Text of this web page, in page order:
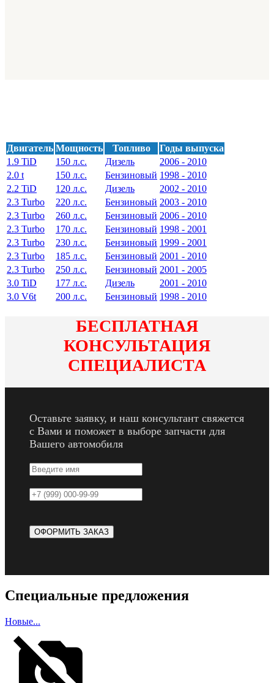
Двигатель Мощность Топливо
Годы выпуска
1.9 TiD
150 л.с. Дизель
2006 - 2010
2.0 t
150 л.с. Бензиновый 1998 - 2010
2.2 TiD
120 л.с. Дизель
2002 - 2010
2.3 Turbo
220 л.с. Бензиновый 2003 - 2010
2.3 Turbo
260 л.с. Бензиновый 2006 - 2010
2.3 Turbo
170 л.с. Бензиновый 1998 - 2001
2.3 Turbo
230 л.с. Бензиновый 1999 - 2001
2.3 Turbo
185 л.с. Бензиновый 2001 - 2010
2.3 Turbo
250 л.с. Бензиновый 2001 - 2005
3.0 TiD
177 л.с. Дизель
2001 - 2010
3.0 V6t
200 л.с. Бензиновый 1998 - 2010
БЕСПЛАТНАЯ
КОНСУЛЬТАЦИЯ
СПЕЦИАЛИСТА
Оставьте заявку, и наш консультант свяжется
с Вами и поможет в выборе запчасти для
Вашего автомобиля
Специальные предложения
Новые...